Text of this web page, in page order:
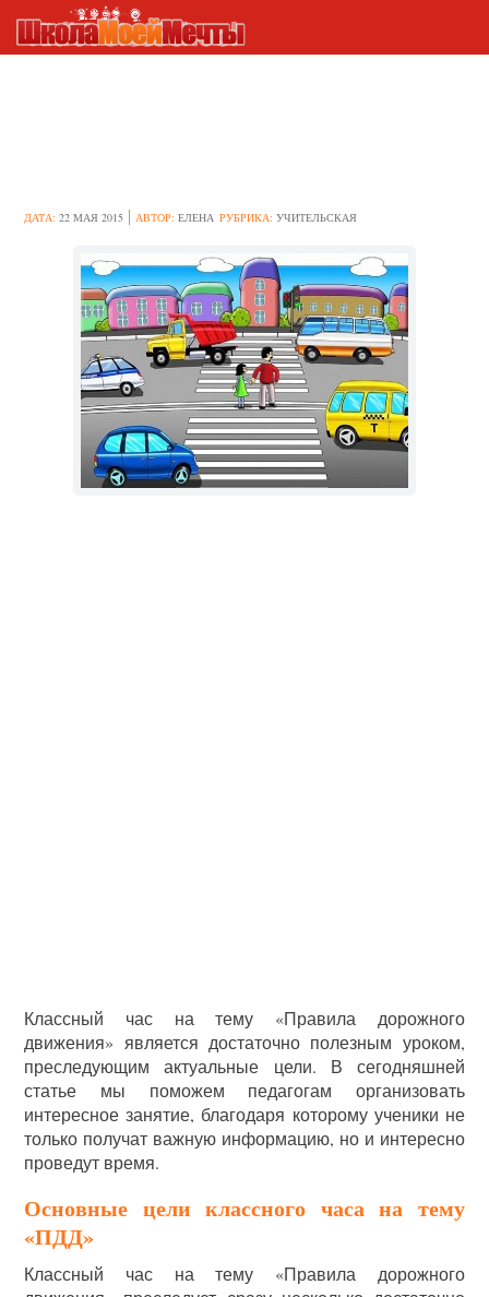
ДАТА:22 МАЯ 2015 АВТОР:ЕЛЕНА РУБРИКА:УЧИТЕЛЬСКАЯ
Классный час на тему «Правила дорожного
движения» является достаточно полезным уроком,
преследующим актуальные цели. В сегодняшней
статье мы поможем педагогам организовать
интересное занятие, благодаря которому ученики не
только получат важную информацию, но и интересно
проведут время.
Основные цели классного часа на тему
«ПДД»
Классный час на тему «Правила дорожного